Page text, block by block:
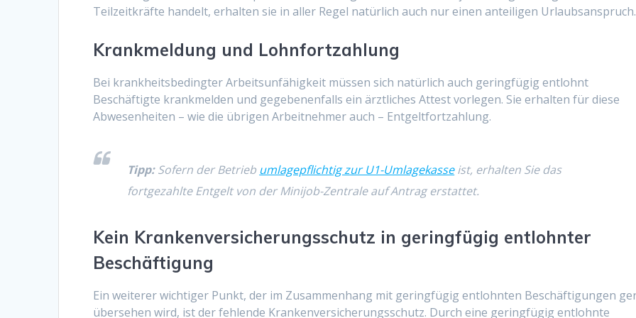
Teilzeitkräfte handelt, erhalten sie in aller Regel natürlich auch nur einen anteiligen Urlaubsanspruch.
Krankmeldung und Lohnfortzahlung
Bei krankheitsbedingter Arbeitsunfähigkeit müssen sich natürlich auch geringfügig entlohnt
Beschäftigte krankmelden und gegebenenfalls ein ärztliches Attest vorlegen. Sie erhalten für diese
Abwesenheiten – wie die übrigen Arbeitnehmer auch – Entgeltfortzahlung.
Tipp:Sofern der Betrieb umlagepflichtig zur U1-Umlagekasseist, erhalten Sie das
fortgezahlte Entgelt von der Minijob-Zentrale auf Antrag erstattet.
Kein Krankenversicherungsschutz in geringfügig entlohnter
Beschäftigung
Ein weiterer wichtiger Punkt, der im Zusammenhang mit geringfügig entlohnten Beschäftigungen
übersehen wird, ist der fehlende Krankenversicherungsschutz. Durch eine geringfügig entlohnte